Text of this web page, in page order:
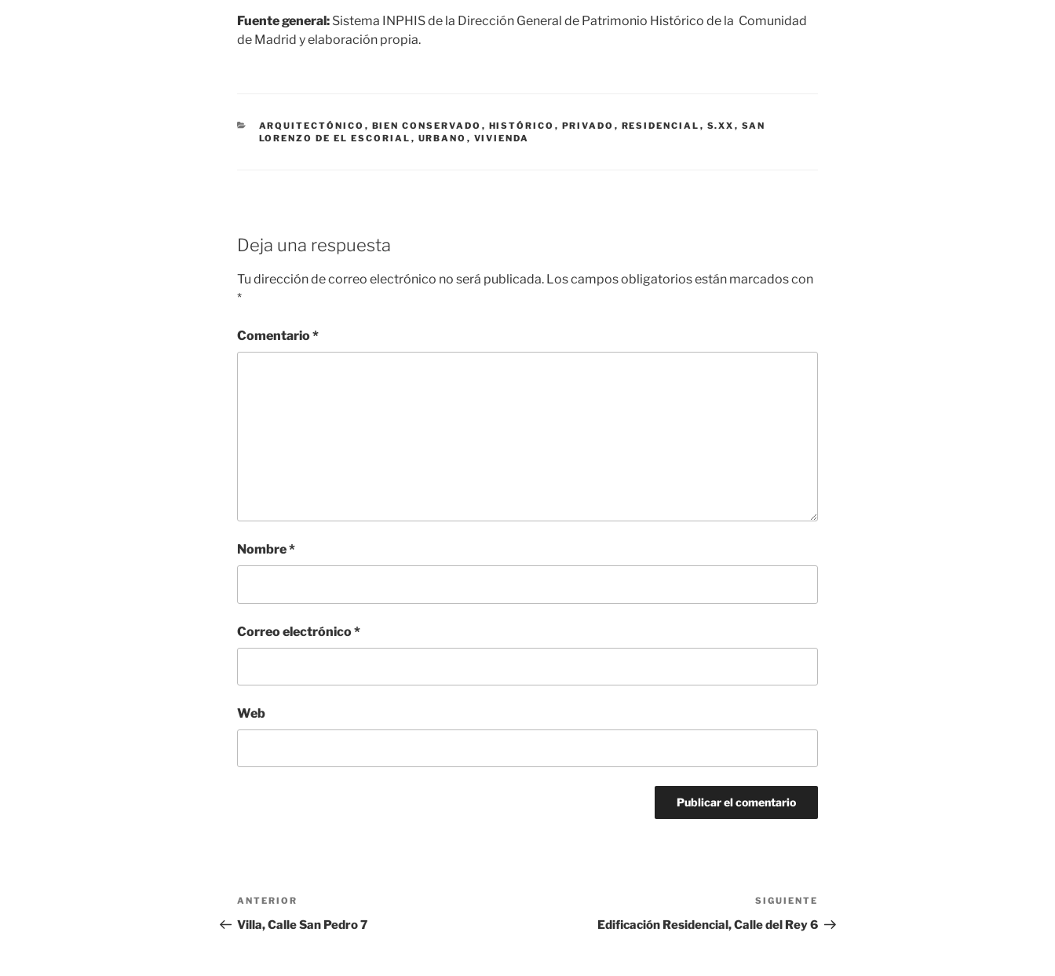
Fuente general: Sistema INPHIS de la Dirección General de Patrimonio Histórico de la Comunidad
de Madrid y elaboración propia.
CATEGORÍAS
ARQUITECTÓNICO , BIEN CONSERVADO , HISTÓRICO , PRIVADO , RESIDENCIAL , S.XX , SAN
LORENZO DE EL ESCORIAL , URBANO , VIVIENDA
Deja una respuesta
Tu dirección de correo electrónico no será publicada. Los campos obligatorios están marcados con
*
Comentario*
Nombre*
Correo electrónico*
Web
Navegación
de
Entrada
anterior:
ANTERIOR
Villa, Calle San Pedro 7
entrada
SIGUIENTE
Edificación Residencial, Calle del Rey 6